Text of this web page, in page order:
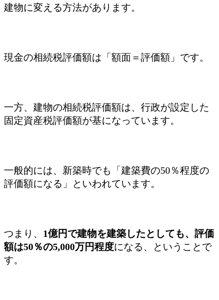
建物に変える方法があります。
現金の相続税評価額は「額面＝評価額」です。
一方、建物の相続税評価額は、行政が設定した
固定資産税評価額が基になっています。
一般的には、新築時でも「建築費の50％程度の
評価額になる」といわれています。
つまり、 1億円で建物を建築したとしても、評価
額は50％の5,000万円程度になる、ということで
す。